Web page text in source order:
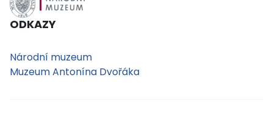
ODKAZY
Národní muzeum
Muzeum Antonína Dvořáka